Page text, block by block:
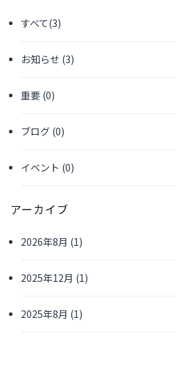
すべて(3)
お知らせ (3)
重要 (0)
ブログ (0)
イベント (0)
アーカイブ
2026年8月 (1)
2025年12月 (1)
2025年8月 (1)